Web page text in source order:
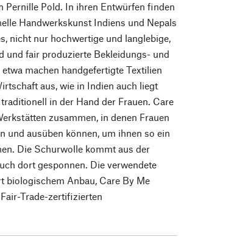
Pernille Pold. In ihren Entwürfen finden
Handwerkskunst Indiens und Nepals
nicht nur hochwertige und langlebige,
und fair produzierte Bekleidungs- und
machen handgefertigte Textilien
aus, wie in Indien auch liegt
in der Hand der Frauen. Care
zusammen, in denen Frauen
und ausüben können, um ihnen so ein
Die Schurwolle kommt aus der
dort gesponnen. Die verwendete
Anbau, Care By Me
Trade-zertifizierten